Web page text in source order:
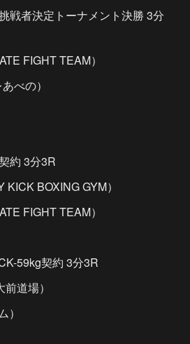
者決定トーナメント決勝 3分
FIGHT TEAM）
べの）
約 3分3R
BOXING GYM）
FIGHT TEAM）
59kg契約 3分3R
道場）